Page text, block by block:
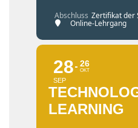
Abschluss Zertifikat der
Online-Lehrgang
28
SEP
26
OKT
LEARNING